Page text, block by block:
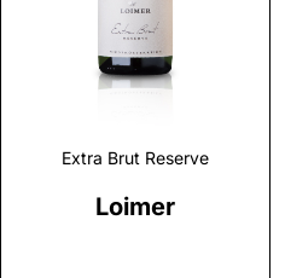
Extra Brut Reserve
Loimer